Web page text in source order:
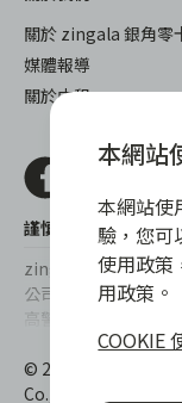
關於 zingala 銀角零
媒體報導
關於中租
謹慎衡量自身財務狀
zingala銀角零卡/仲
公司合作，更不會要
高警覺，勿受騙上當！
提醒您，消費前請
百分率區間為
© 2022 仲信資融股
Co., Ltd. All Rights
本網站
本網站使
驗，您可
使用政策
用政策。
COOKIE